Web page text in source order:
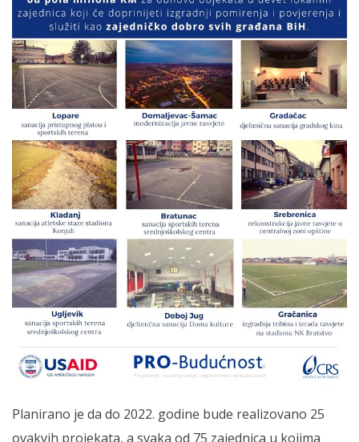
Planirano je da do 2022. godine bude realizovano 25
ovakvih projekata, a svaka od 75 zajednica u kojima